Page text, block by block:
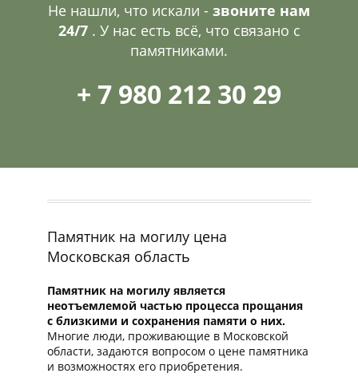
Не нашли, что искали - звоните нам
24/7. У нас есть всё, что связано с
памятниками.
+ 7 980 212 30 29
Памятник на могилу цена
Московская область
Памятник на могилу является
неотъемлемой частью процесса прощания
с близкими и сохранения памяти о них.
Многие люди, проживающие в Московской
области, задаются вопросом о цене памятника
и возможностях его приобретения.